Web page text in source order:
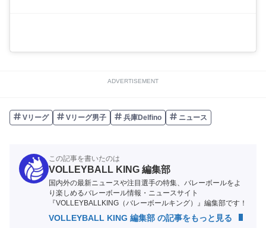
ADVERTISEMENT
Vリーグ Vリーグ男子 兵庫Delfino ニュース
この記事を書いたのは
VOLLEYBALL KING 編集部
国内外の最新ニュースや注目選手の特集、バレーボールをよ
り楽しめるバレーボール情報・ニュースサイト
『VOLLEYBALLKING（バレーボールキング）』編集部です！
VOLLEYBALL KING 編集部 の記事をもっと見る